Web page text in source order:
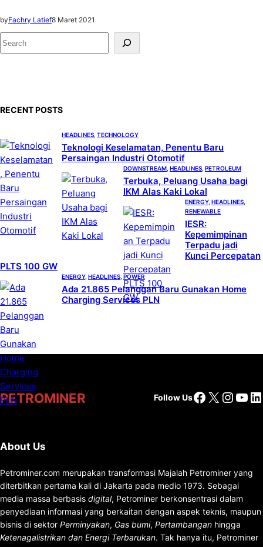
byFachry Latief8 Maret 2021
S
e
RECENT POSTS
HEADLINES TECHNOLOGY
Teknologi Keselamatan, Penentu Baru
Persaingan Industri Otomotif
DOWNSTREAM HEADLINES PETROLEUM
Terbuka, Peluang Usaha bagi
IKM Alas Kaki Lokal
ENERGY, HEADLINES
RENEWABLE
IESR:
Kepemimpinan
Terpadu jadi
Kunci Percepatan
PLTS 100 GW
ENERGY, HEADLINES POWER
Ada 21.865 Pelanggan Baru Gunakan Home
Charging Services PLN
PETROMINER Follow UsFacebook
X
About Us
Petrominer.com merupakan transformasi Majalah Petrominer yang
diterbitkan pertama kali di Jakarta pada medio 1973. Sebagai
media massa berbasis digital, Petrominer berkonsentrasi dalam
penyediaan informasi yang berkaitan dengan aspek teknis, maupun
bisnis di sektor Perminyakan, Gas bumi, Pertambangan hingga
Ketenagalistrikan dan Energi Terbarukan. Tak hanya itu, Petrominer